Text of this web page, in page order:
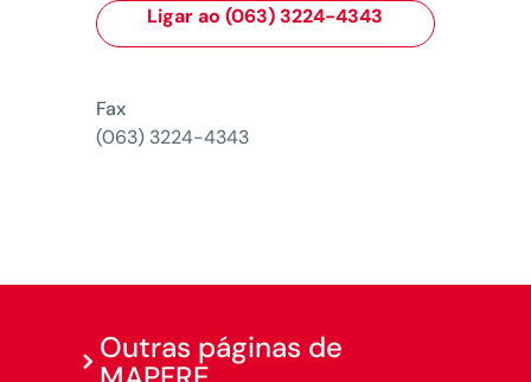
Ligar ao (063) 3224-4343
Fax
(063) 3224-4343
Outras páginas de